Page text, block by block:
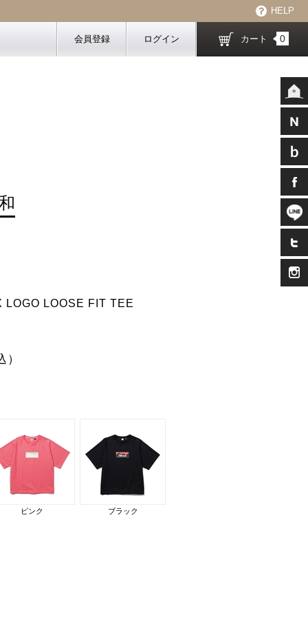
HELP
会員登録 ログイン カート 0
LOGO LOOSE FIT TEE
）
ピンク ブラック